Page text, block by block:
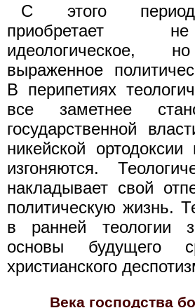
С этого
приобретает
выраженное
В перипетиях
все заметнее
государственной
никейской ортодоксии
изгоняются.
накладывает свой
политическую жизнь.
в ранней теологии
основы будущего
христианского
Века господства